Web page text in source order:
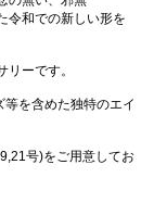
令和での新しい形を
ーです。
を含めた独特のエイ
号)をご用意してお